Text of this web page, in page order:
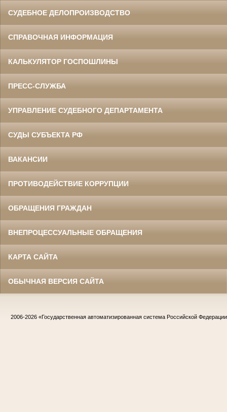
СУДЕБНОЕ ДЕЛОПРОИЗВОДСТВО
СПРАВОЧНАЯ ИНФОРМАЦИЯ
КАЛЬКУЛЯТОР ГОСПОШЛИНЫ
ПРЕСС-СЛУЖБА
УПРАВЛЕНИЕ СУДЕБНОГО ДЕПАРТАМЕНТА
СУДЫ СУБЪЕКТА РФ
ВАКАНСИИ
ПРОТИВОДЕЙСТВИЕ КОРРУПЦИИ
ОБРАЩЕНИЯ ГРАЖДАН
ВНЕПРОЦЕССУАЛЬНЫЕ ОБРАЩЕНИЯ
КАРТА САЙТА
ОБЫЧНАЯ ВЕРСИЯ САЙТА
2006-2026 «Государственная автоматизированная система Российской